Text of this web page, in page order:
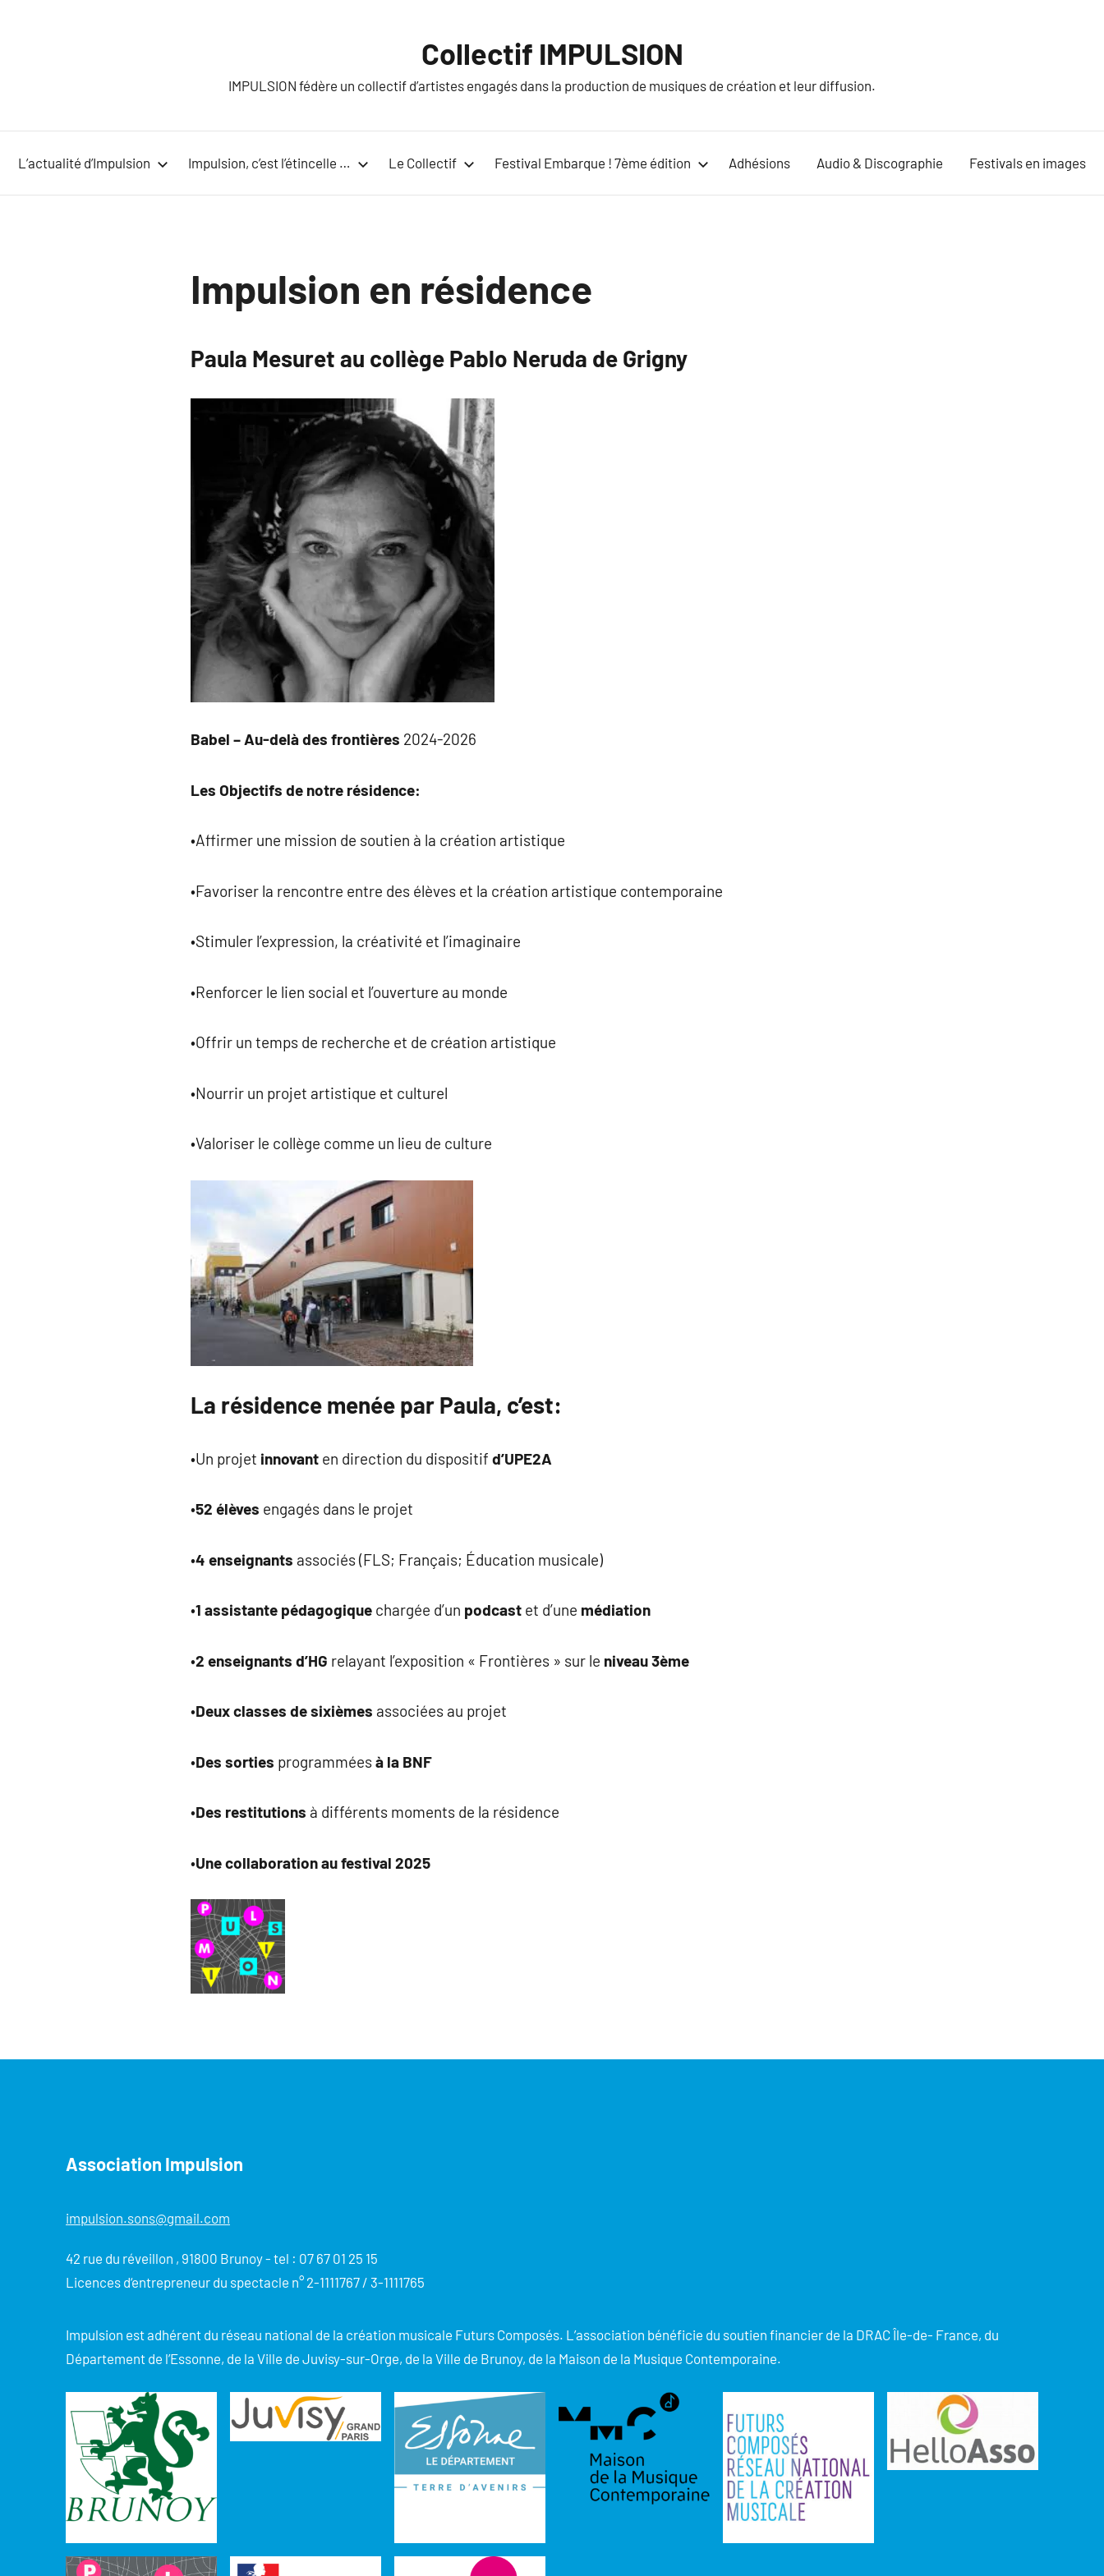
Collectif IMPULSION
IMPULSION fédère un collectif d’artistes engagés dans la production de musiques de création et leur diffusion.
L’actualité d’Impulsion Impulsion, c’est l’étincelle … Le Collectif Festival Embarque ! 7ème édition Adhésions Audio & Discographie Festivals en images
Impulsion en résidence
Paula Mesuret au collège Pablo Neruda de Grigny
Babel – Au-delà des frontières 2024-2026
Les Objectifs de notre résidence:
•Affirmer une mission de soutien à la création artistique
•Favoriser la rencontre entre des élèves et la création artistique contemporaine
•Stimuler l’expression, la créativité et l’imaginaire
•Renforcer le lien social et l’ouverture au monde
•Offrir un temps de recherche et de création artistique
•Nourrir un projet artistique et culturel
•Valoriser le collège comme un lieu de culture
La résidence menée par Paula, c’est:
•Un projet innovant en direction du dispositif d’UPE2A
•52 élèves engagés dans le projet
•4 enseignants associés (FLS; Français; Éducation musicale)
•1 assistante pédagogique chargée d’un podcast et d’une médiation
•2 enseignants d’HG relayant l’exposition « Frontières » sur le niveau 3ème
•Deux classes de sixièmes associées au projet
•Des sorties programméesà la BNF
•Des restitutions à différents moments de la résidence
•Une collaboration au festival 2025
Association Impulsion
impulsion.sons@gmail.com
42 rue du réveillon , 91800 Brunoy - tel : 07 67 01 25 15
Licences d‘entrepreneur du spectacle n° 2-1111767 / 3-1111765
Impulsion est adhérent du réseau national de la création musicale Futurs Composés. L’association bénéficie du soutien financier de la DRAC Île-de- France, du
Département de l’Essonne, de la Ville de Juvisy-sur-Orge, de la Ville de Brunoy, de la Maison de la Musique Contemporaine.